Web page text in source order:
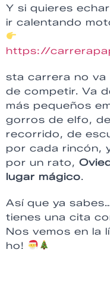
Y si quieres
ir calentando
https://
sta carrera no va
de competir. Va
más pequeños
gorros de elfo,
recorrido, de
por cada rincón,
por un rato,
lugar mágico.
Así que ya
tienes una cita
Nos vemos en la
ho!